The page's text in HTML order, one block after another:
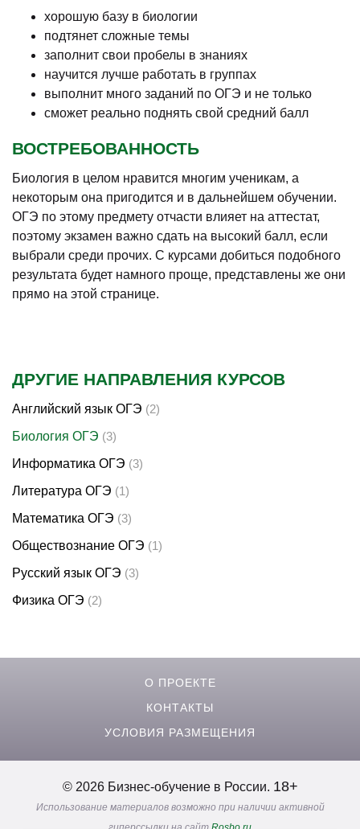
хорошую базу в биологии
подтянет сложные темы
заполнит свои пробелы в знаниях
научится лучше работать в группах
выполнит много заданий по ОГЭ и не только
сможет реально поднять свой средний балл
ВОСТРЕБОВАННОСТЬ
Биология в целом нравится многим ученикам, а
некоторым она пригодится и в дальнейшем обучении.
ОГЭ по этому предмету отчасти влияет на аттестат,
поэтому экзамен важно сдать на высокий балл, если
выбрали среди прочих. С курсами добиться подобного
результата будет намного проще, представлены же они
прямо на этой странице.
ДРУГИЕ НАПРАВЛЕНИЯ КУРСОВ
Английский язык ОГЭ (2)
Биология ОГЭ (3)
Информатика ОГЭ (3)
Литература ОГЭ (1)
Математика ОГЭ (3)
Обществознание ОГЭ (1)
Русский язык ОГЭ (3)
Физика ОГЭ (2)
О ПРОЕКТЕ
КОНТАКТЫ
УСЛОВИЯ РАЗМЕЩЕНИЯ
© 2026 Бизнес-обучение в России. 18+
Использование материалов возможно при наличии активной